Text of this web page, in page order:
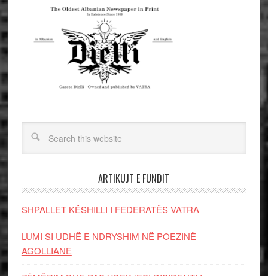
ARTIKUJT E FUNDIT
SHPALLET KËSHILLI I FEDERATËS VATRA
LUMI SI UDHË E NDRYSHIM NË POEZINË
AGOLLIANE